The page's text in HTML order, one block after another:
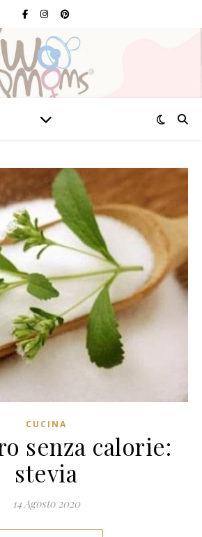
CUCINA
senza calorie:
stevia
14 Agosto 2020